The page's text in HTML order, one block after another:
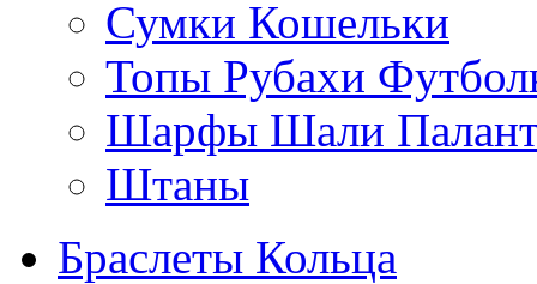
Сумки Кошельки
Топы Рубахи
Шарфы Шали
Штаны
Браслеты Кольца